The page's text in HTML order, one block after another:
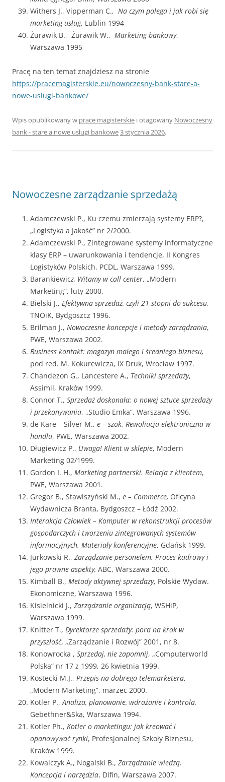
Withers J., Vipperman C., Na czym polega i jak robi się
marketing usług, Lublin 1994
Żurawik B., Żurawik W., Marketing bankowy,
Warszawa 1995
Pracę na ten temat znajdziesz na stronie
https://pracemagisterskie.eu/nowoczesny-bank-stare-a-
nowe-uslugi-bankowe/
Wpis opublikowany w prace magisterskie i otagowany Nowoczesny
bank - stare a nowe usługi bankowe3 stycznia 2026.
Nowoczesne zarządzanie sprzedażą
Adamczewski P., Ku czemu zmierzają systemy ERP?,
„Logistyka a Jakość” nr 2/2000.
Adamczewski P., Zintegrowane systemy informatyczne
klasy ERP – uwarunkowania i tendencje, II Kongres
Logistyków Polskich, PCDL, Warszawa 1999.
Barankiewicz, Witamy w call center, „Modern
Marketing”, luty 2000.
Bielski J., Efektywna sprzedaż, czyli 21 stopni do sukcesu,
TNOiK, Bydgoszcz 1996.
Brilman J., Nowoczesne koncepcje i metody zarządzania,
PWE, Warszawa 2002.
Business kontakt: magazyn małego i średniego biznesu,
pod red. M. Kokurewicza, iX Druk, Wrocław 1997.
Chandezon G., Lancestere A., Techniki sprzedaży,
Assimil, Kraków 1999.
Connor T., Sprzedaż doskonała: o nowej sztuce sprzedaży
i przekonywania, „Studio Emka”, Warszawa 1996.
de Kare – Silver M., e – szok. Rewoliucja elektroniczna w
handlu, PWE, Warszawa 2002.
Długiewicz P., Uwaga! Klient w sklepie, Modern
Marketing 02/1999.
Gordon I. H., Marketing partnerski. Relacja z klientem,
PWE, Warszawa 2001.
Gregor B., Stawiszyński M., e – Commerce, Oficyna
Wydawnicza Branta, Bydgoszcz – Łódż 2002.
Interakcja Człowiek – Komputer w rekonstrukcji procesów
gospodarczych i tworzeniu zintegrowanych systemów
informacyjnych. Materiały konferencyjne, Gdańsk 1999.
Jurkowski R., Zarządzanie personelem. Proces kadrowy i
jego prawne aspekty, ABC, Warszawa 2000.
Kimball B., Metody aktywnej sprzedaży, Polskie Wydaw.
Ekonomiczne, Warszawa 1996.
Kisielnicki J., Zarządzanie organizacją, WSHiP,
Warszawa 1999.
Knitter T., Dyrektorze sprzedaży: pora na krok w
przyszłość, „Zarządzanie i Rozwój” 2001, nr 8.
Konowrocka , Sprzedaj, nie zapomnij, „Computerworld
Polska” nr 17 z 1999, 26 kwietnia 1999.
Kostecki M.J., Przepis na dobrego telemarketera,
„Modern Marketing”, marzec 2000.
Kotler P.,Analiza, planowanie, wdrażanie i kontrola,
Gebethner&Ska, Warszawa 1994.
Kotler Ph., Kotler o marketingu: jak kreować i
opanowywać rynki, Profesjonalnej Szkoły Biznesu,
Kraków 1999.
Kowalczyk A., Nogalski B., Zarządzanie wiedzą.
Koncepcja i narzędzia, Difin, Warszawa 2007.